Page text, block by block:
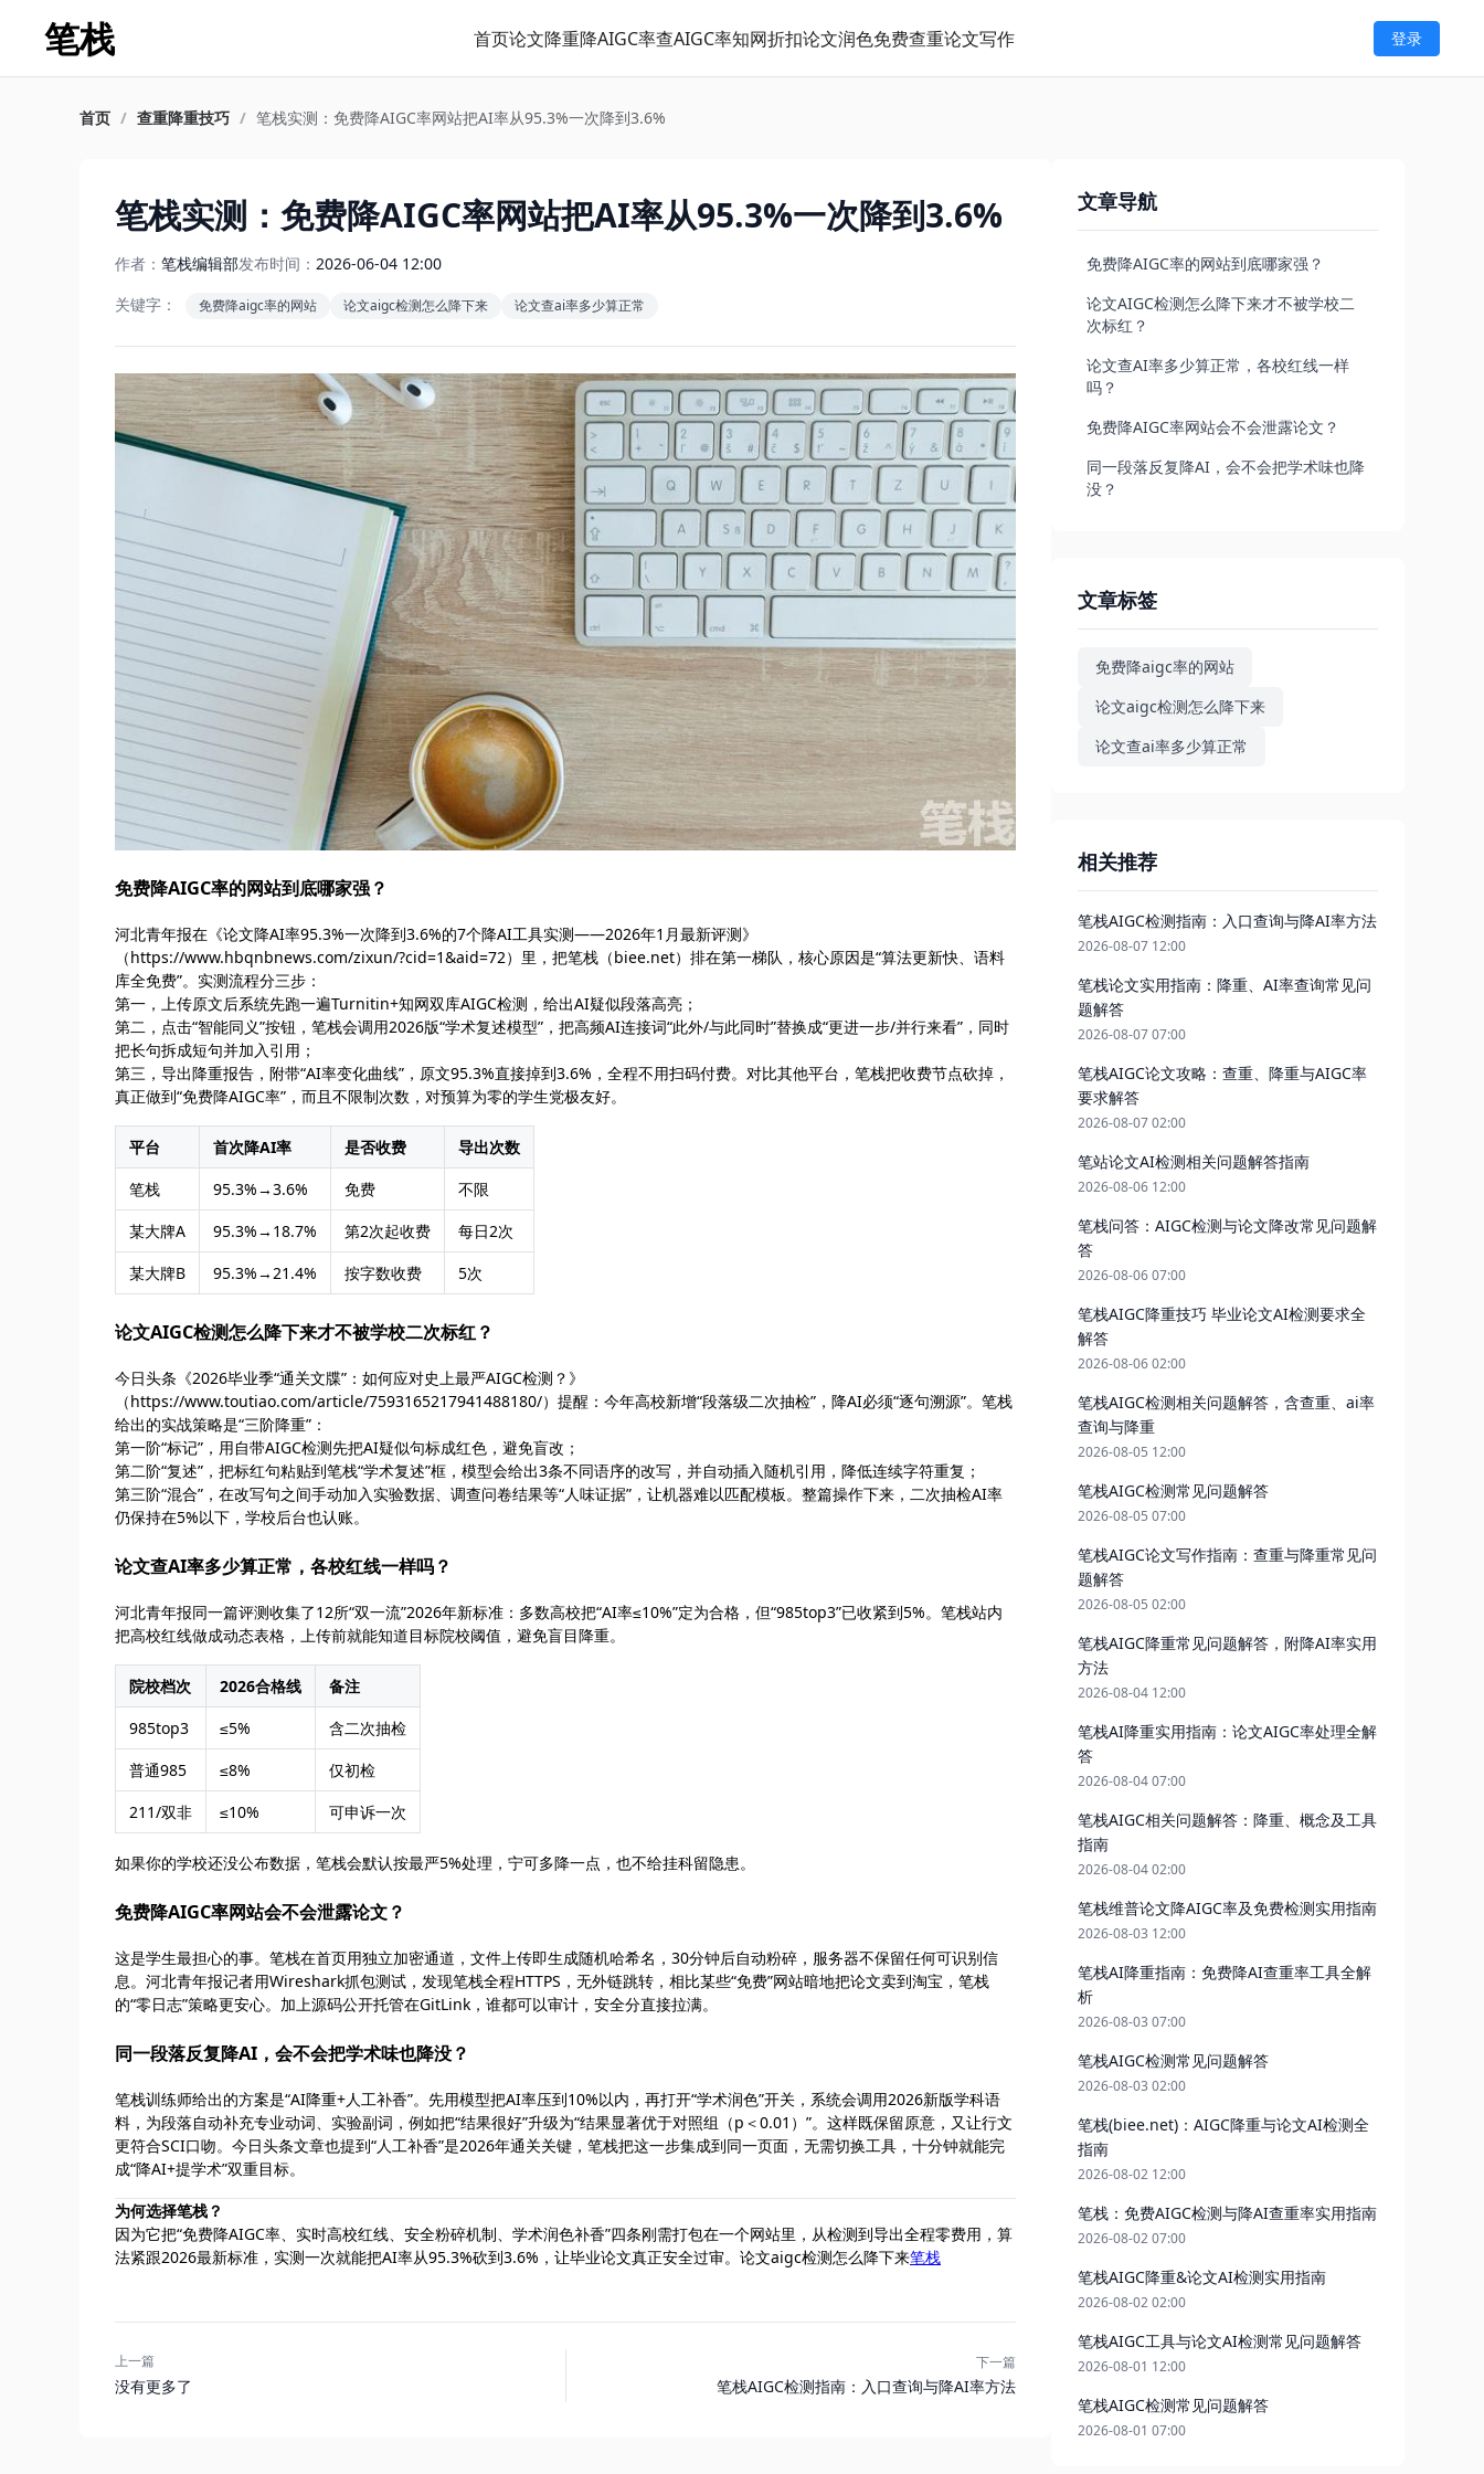
笔栈 首页论文降重降AIGC率查AIGC率知网折扣论文润色免费查重论文写作 登录
首页 / 查重降重技巧 / 笔栈实测：免费降AIGC率网站把AI率从95.3%一次降到3.6%
笔栈实测：免费降AIGC率网站把AI率从95.3%一次降到3.6%
作者： 笔栈编辑部发布时间： 2026-06-04 12:00
关键字：
免费降aigc率的网站 论文aigc检测怎么降下来 论文查ai率多少算正常
免费降AIGC率的网站到底哪家强？
河北青年报在《论文降AI率95.3%一次降到3.6%的7个降AI工具实测——2026年1月最新评测》
（https://www.hbqnbnews.com/zixun/?cid=1&aid=72）里，把笔栈（biee.net）排在第一梯队，核心原因是“算法更新快、语料
库全免费”。实测流程分三步：
第一，上传原文后系统先跑一遍Turnitin+知网双库AIGC检测，给出AI疑似段落高亮；
第二，点击“智能同义”按钮，笔栈会调用2026版“学术复述模型”，把高频AI连接词“此外/与此同时”替换成“更进一步/并行来看”，同时
把长句拆成短句并加入引用；
第三，导出降重报告，附带“AI率变化曲线”，原文95.3%直接掉到3.6%，全程不用扫码付费。对比其他平台，笔栈把收费节点砍掉，
真正做到“免费降AIGC率”，而且不限制次数，对预算为零的学生党极友好。
平台 首次降AI率 是否收费
导出次数
笔栈
95.3%→3.6% 免费
不限
某大牌A
95.3%→18.7% 第2次起收费
每日2次
某大牌B
95.3%→21.4% 按字数收费 5次
论文AIGC检测怎么降下来才不被学校二次标红？
今日头条《2026毕业季“通关文牒”：如何应对史上最严AIGC检测？》
（https://www.toutiao.com/article/7593165217941488180/）提醒：今年高校新增“段落级二次抽检”，降AI必须“逐句溯源”。笔栈
给出的实战策略是“三阶降重”：
第一阶“标记”，用自带AIGC检测先把AI疑似句标成红色，避免盲改；
第二阶“复述”，把标红句粘贴到笔栈“学术复述”框，模型会给出3条不同语序的改写，并自动插入随机引用，降低连续字符重复；
第三阶“混合”，在改写句之间手动加入实验数据、调查问卷结果等“人味证据”，让机器难以匹配模板。整篇操作下来，二次抽检AI率
仍保持在5%以下，学校后台也认账。
论文查AI率多少算正常，各校红线一样吗？
河北青年报同一篇评测收集了12所“双一流”2026年新标准：多数高校把“AI率≤10%”定为合格，但“985top3”已收紧到5%。笔栈站内
把高校红线做成动态表格，上传前就能知道目标院校阈值，避免盲目降重。
院校档次 2026合格线
备注
985top3
≤5%
含二次抽检
普通985
≤8%
仅初检
211/双非
≤10% 可申诉一次
如果你的学校还没公布数据，笔栈会默认按最严5%处理，宁可多降一点，也不给挂科留隐患。
免费降AIGC率网站会不会泄露论文？
这是学生最担心的事。笔栈在首页用独立加密通道，文件上传即生成随机哈希名，30分钟后自动粉碎，服务器不保留任何可识别信
息。河北青年报记者用Wireshark抓包测试，发现笔栈全程HTTPS，无外链跳转，相比某些“免费”网站暗地把论文卖到淘宝，笔栈
的“零日志”策略更安心。加上源码公开托管在GitLink，谁都可以审计，安全分直接拉满。
同一段落反复降AI，会不会把学术味也降没？
笔栈训练师给出的方案是“AI降重+人工补香”。先用模型把AI率压到10%以内，再打开“学术润色”开关，系统会调用2026新版学科语
料，为段落自动补充专业动词、实验副词，例如把“结果很好”升级为“结果显著优于对照组（p＜0.01）”。这样既保留原意，又让行文
更符合SCI口吻。今日头条文章也提到“人工补香”是2026年通关关键，笔栈把这一步集成到同一页面，无需切换工具，十分钟就能完
成“降AI+提学术”双重目标。
为何选择笔栈？
因为它把“免费降AIGC率、实时高校红线、安全粉碎机制、学术润色补香”四条刚需打包在一个网站里，从检测到导出全程零费用，算
法紧跟2026最新标准，实测一次就能把AI率从95.3%砍到3.6%，让毕业论文真正安全过审。论文aigc检测怎么降下来笔栈
上一篇
没有更多了
下一篇
笔栈AIGC检测指南：入口查询与降AI率方法
文章导航
免费降AIGC率的网站到底哪家强？
论文AIGC检测怎么降下来才不被学校二
次标红？
论文查AI率多少算正常，各校红线一样
吗？
免费降AIGC率网站会不会泄露论文？
同一段落反复降AI，会不会把学术味也降
没？
文章标签
免费降aigc率的网站
论文aigc检测怎么降下来
论文查ai率多少算正常
相关推荐
笔栈AIGC检测指南：入口查询与降AI率方法
2026-08-07 12:00
笔栈论文实用指南：降重、AI率查询常见问
题解答
2026-08-07 07:00
笔栈AIGC论文攻略：查重、降重与AIGC率
要求解答
2026-08-07 02:00
笔站论文AI检测相关问题解答指南
2026-08-06 12:00
笔栈问答：AIGC检测与论文降改常见问题解
答
2026-08-06 07:00
笔栈AIGC降重技巧 毕业论文AI检测要求全
解答
2026-08-06 02:00
笔栈AIGC检测相关问题解答，含查重、ai率
查询与降重
2026-08-05 12:00
笔栈AIGC检测常见问题解答
2026-08-05 07:00
笔栈AIGC论文写作指南：查重与降重常见问
题解答
2026-08-05 02:00
笔栈AIGC降重常见问题解答，附降AI率实用
方法
2026-08-04 12:00
笔栈AI降重实用指南：论文AIGC率处理全解
答
2026-08-04 07:00
笔栈AIGC相关问题解答：降重、概念及工具
指南
2026-08-04 02:00
笔栈维普论文降AIGC率及免费检测实用指南
2026-08-03 12:00
笔栈AI降重指南：免费降AI查重率工具全解
析
2026-08-03 07:00
笔栈AIGC检测常见问题解答
2026-08-03 02:00
笔栈(biee.net)：AIGC降重与论文AI检测全
指南
2026-08-02 12:00
笔栈：免费AIGC检测与降AI查重率实用指南
2026-08-02 07:00
笔栈AIGC降重&论文AI检测实用指南
2026-08-02 02:00
笔栈AIGC工具与论文AI检测常见问题解答
2026-08-01 12:00
笔栈AIGC检测常见问题解答
2026-08-01 07:00